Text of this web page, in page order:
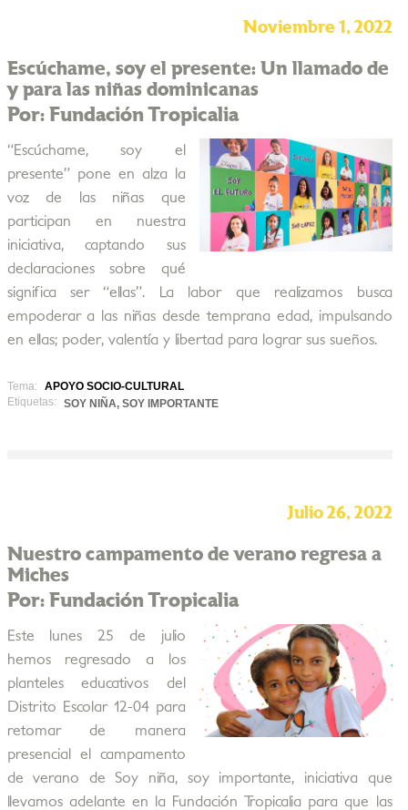
Noviembre 1, 2022
Escúchame, soy el presente: Un llamado de
y para las niñas dominicanas
Por: Fundación Tropicalia
“Escúchame, soy el
presente” pone en alza la
voz de las niñas que
participan en nuestra
iniciativa, captando sus
declaraciones sobre qué
significa ser “ellas”. La labor que realizamos busca
empoderar a las niñas desde temprana edad, impulsando
en ellas; poder, valentía y libertad para lograr sus sueños.
Tema:
APOYO SOCIO-CULTURAL
Etiquetas:
SOY NIÑA, SOY IMPORTANTE
Julio 26, 2022
Nuestro campamento de verano regresa a
Miches
Por: Fundación Tropicalia
Este lunes 25 de julio
hemos regresado a los
planteles educativos del
Distrito Escolar 12-04 para
retomar de manera
presencial el campamento
de verano de Soy niña, soy importante, iniciativa que
llevamos adelante en la Fundación Tropicalia para que las